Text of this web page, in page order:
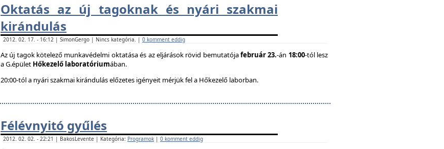
Oktatás az új tagoknak és nyári szakmai
kirándulás
2012. 02. 17. - 16:12 | SimonGergo | Nincs kategória. | 0 komment eddig
Az új tagok kötelező munkavédelmi oktatása és az eljárások rövid bemutatójafebruár 23.-án 18:00-tól lesz
a G.épület Hőkezelő laboratóriumában.
20:00-tól a nyári szakmai kirándulás előzetes igényeit mérjük fel a Hőkezelő laborban.
Félévnyitó gyűlés
2012. 02. 02. - 22:21 | BakosLevente | Kategória: Programok | 0 komment eddig